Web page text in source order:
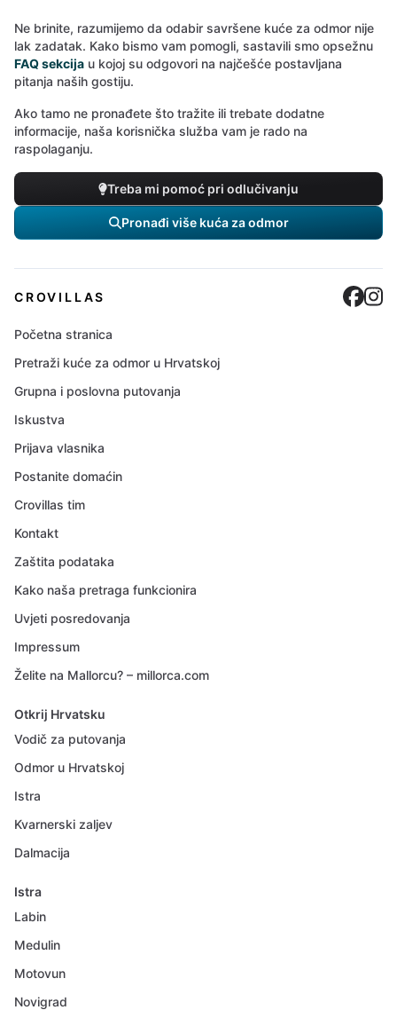
Ne brinite, razumijemo da odabir savršene kuće za odmor nije
lak zadatak. Kako bismo vam pomogli, sastavili smo opsežnu
FAQ sekcija u kojoj su odgovori na najčešće postavljana
pitanja naših gostiju.
Ako tamo ne pronađete što tražite ili trebate dodatne
informacije, naša korisnička služba vam je rado na
raspolaganju.
Treba mi pomoć pri odlučivanju
Pronađi više kuća za odmor
CROVILLAS
Početna stranica
Pretraži kuće za odmor u Hrvatskoj
Grupna i poslovna putovanja
Iskustva
Prijava vlasnika
Postanite domaćin
Crovillas tim
Kontakt
Zaštita podataka
Kako naša pretraga funkcionira
Uvjeti posredovanja
Impressum
Želite na Mallorcu? – millorca.com
Otkrij Hrvatsku
Vodič za putovanja
Odmor u Hrvatskoj
Istra
Kvarnerski zaljev
Dalmacija
Istra
Labin
Medulin
Motovun
Novigrad